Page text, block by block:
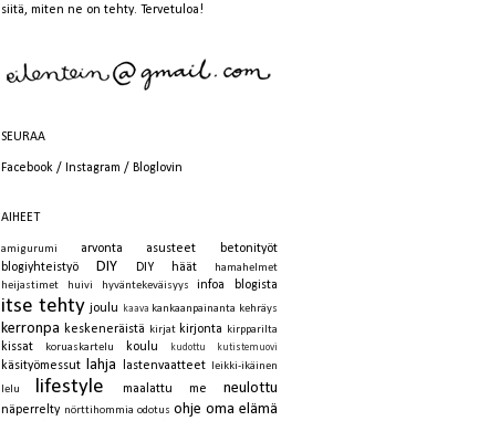
siitä, miten ne on tehty. Tervetuloa!
SEURAA
Facebook / Instagram / Bloglovin
AIHEET
amigurumi arvonta asusteet
betonityöt
blogiyhteistyö
DIY DIY häät
hamahelmet
heijastimet
huivi hyväntekeväisyys infoa blogista
itse tehty joulu kaava kankaanpainanta kehräys
kerronpa keskeneräistä kirjat kirjonta kirpparilta
kissat koruaskartelu koulu kudottu kutistemuovi
käsityömessut lahja lastenvaatteet
leikki-ikäinen
lelu
lifestyle maalattu me neulottu
näperrelty nörttihommia odotus ohje oma elämä